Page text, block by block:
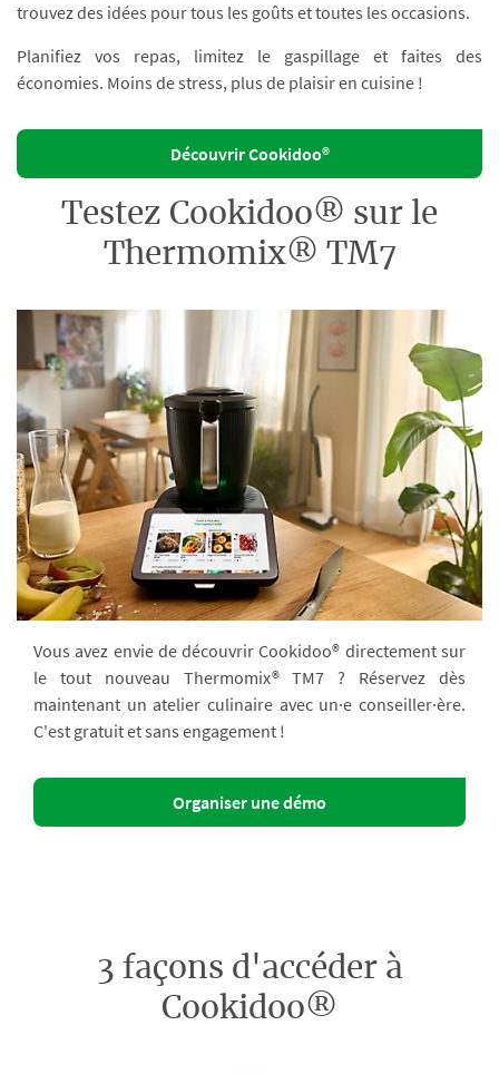
trouvez des idées pour tous les goûts et toutes les occasions.
Planifiez vos repas, limitez le gaspillage et faites des
économies. Moins de stress, plus de plaisir en cuisine !
Découvrir Cookidoo®
Testez Cookidoo® sur le
Thermomix® TM7
Vous avez envie de découvrir Cookidoo® directement sur
le tout nouveau Thermomix® TM7 ? Réservez dès
maintenant un atelier culinaire avec un·e conseiller·ère.
C'est gratuit et sans engagement !
Organiser une démo
3 façons d'accéder à
Cookidoo®